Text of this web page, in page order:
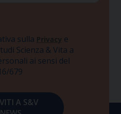
sulla Privacy e
Scienza & Vita a
ai sensi del
679